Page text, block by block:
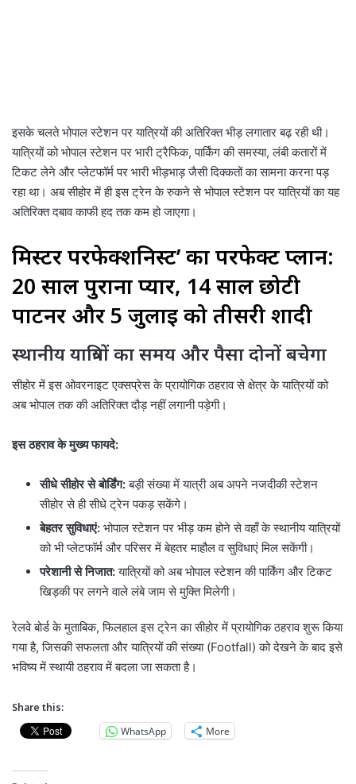
इसके चलते भोपाल स्टेशन पर यात्रियों की अतिरिक्त भीड़ लगातार बढ़ रही थी।
यात्रियों को भोपाल स्टेशन पर भारी ट्रैफिक, पार्किंग की समस्या, लंबी कतारों में
टिकट लेने और प्लेटफॉर्म पर भारी भीड़भाड़ जैसी दिक्कतों का सामना करना पड़
रहा था। अब सीहोर में ही इस ट्रेन के रुकने से भोपाल स्टेशन पर यात्रियों का यह
अतिरिक्त दबाव काफी हद तक कम हो जाएगा।
मिस्टर परफेक्शनिस्ट’ का परफेक्ट प्लान:
20 साल पुराना प्यार, 14 साल छोटी
पार्टनर और 5 जुलाई को तीसरी शादी
स्थानीय यात्रियों का समय और पैसा दोनों बचेगा
सीहोर में इस ओवरनाइट एक्सप्रेस के प्रायोगिक ठहराव से क्षेत्र के यात्रियों को
अब भोपाल तक की अतिरिक्त दौड़ नहीं लगानी पड़ेगी।
इस ठहराव के मुख्य फायदे:
सीधे सीहोर से बोर्डिंग:बड़ी संख्या में यात्री अब अपने नजदीकी स्टेशन
सीहोर से ही सीधे ट्रेन पकड़ सकेंगे।
बेहतर सुविधाएं: भोपाल स्टेशन पर भीड़ कम होने से वहाँ के स्थानीय यात्रियों
को भी प्लेटफॉर्म और परिसर में बेहतर माहौल व सुविधाएं मिल सकेंगी।
परेशानी से निजात:यात्रियों को अब भोपाल स्टेशन की पार्किंग और टिकट
खिड़की पर लगने वाले लंबे जाम से मुक्ति मिलेगी।
रेलवे बोर्ड के मुताबिक, फिलहाल इस ट्रेन का सीहोर में प्रायोगिक ठहराव शुरू किया
गया है, जिसकी सफलता और यात्रियों की संख्या (Footfall) को देखने के बाद इसे
भविष्य में स्थायी ठहराव में बदला जा सकता है।
Share this:
WhatsApp
More